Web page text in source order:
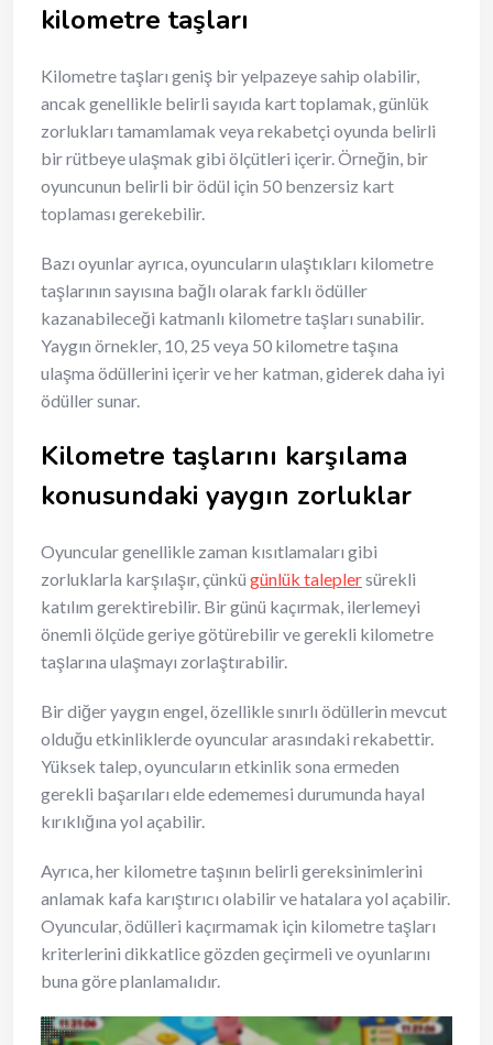
kilometre taşları
Kilometre taşları geniş bir yelpazeye sahip olabilir,
ancak genellikle belirli sayıda kart toplamak, günlük
zorlukları tamamlamak veya rekabetçi oyunda belirli
bir rütbeye ulaşmak gibi ölçütleri içerir. Örneğin, bir
oyuncunun belirli bir ödül için 50 benzersiz kart
toplaması gerekebilir.
Bazı oyunlar ayrıca, oyuncuların ulaştıkları kilometre
taşlarının sayısına bağlı olarak farklı ödüller
kazanabileceği katmanlı kilometre taşları sunabilir.
Yaygın örnekler, 10, 25 veya 50 kilometre taşına
ulaşma ödüllerini içerir ve her katman, giderek daha iyi
ödüller sunar.
Kilometre taşlarını karşılama
konusundaki yaygın zorluklar
Oyuncular genellikle zaman kısıtlamaları gibi
zorluklarla karşılaşır, çünkü günlük taleplersürekli
katılım gerektirebilir. Bir günü kaçırmak, ilerlemeyi
önemli ölçüde geriye götürebilir ve gerekli kilometre
taşlarına ulaşmayı zorlaştırabilir.
Bir diğer yaygın engel, özellikle sınırlı ödüllerin mevcut
olduğu etkinliklerde oyuncular arasındaki rekabettir.
Yüksek talep, oyuncuların etkinlik sona ermeden
gerekli başarıları elde edememesi durumunda hayal
kırıklığına yol açabilir.
Ayrıca, her kilometre taşının belirli gereksinimlerini
anlamak kafa karıştırıcı olabilir ve hatalara yol açabilir.
Oyuncular, ödülleri kaçırmamak için kilometre taşları
kriterlerini dikkatlice gözden geçirmeli ve oyunlarını
buna göre planlamalıdır.